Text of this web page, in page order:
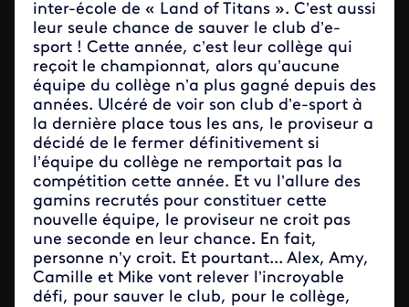
inter-école de « Land of Titans ». C’est aussi
leur seule chance de sauver le club d’e-
sport ! Cette année, c’est leur collège qui
reçoit le championnat, alors qu’aucune
équipe du collège n’a plus gagné depuis des
années. Ulcéré de voir son club d’e-sport à
la dernière place tous les ans, le proviseur a
décidé de le fermer définitivement si
l’équipe du collège ne remportait pas la
compétition cette année. Et vu l’allure des
gamins recrutés pour constituer cette
nouvelle équipe, le proviseur ne croit pas
une seconde en leur chance. En fait,
personne n’y croit. Et pourtant... Alex, Amy,
Camille et Mike vont relever l’incroyable
défi, pour sauver le club, pour le collège,